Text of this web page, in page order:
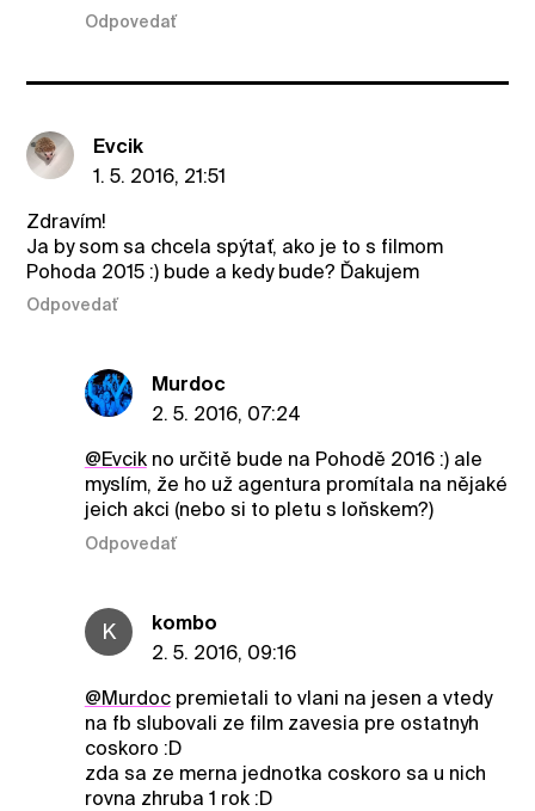
Odpovedať
Evcik
1. 5. 2016, 21:51
Zdravím!
Ja by som sa chcela spýtať, ako je to s filmom
Pohoda 2015 :) bude a kedy bude? Ďakujem
Odpovedať
Murdoc
2. 5. 2016, 07:24
@Evcikno určitě bude na Pohodě 2016 :) ale
myslím, že ho už agentura promítala na nějaké
jeich akci (nebo si to pletu s loňskem?)
Odpovedať
K
kombo
2. 5. 2016, 09:16
@Murdocpremietali to vlani na jesen a vtedy
na fb slubovali ze film zavesia pre ostatnyh
coskoro :D
zda sa ze merna jednotka coskoro sa u nich
rovna zhruba 1 rok :D